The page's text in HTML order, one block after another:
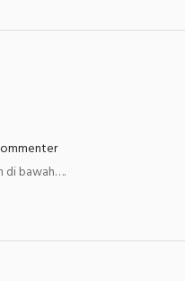
di bawah….